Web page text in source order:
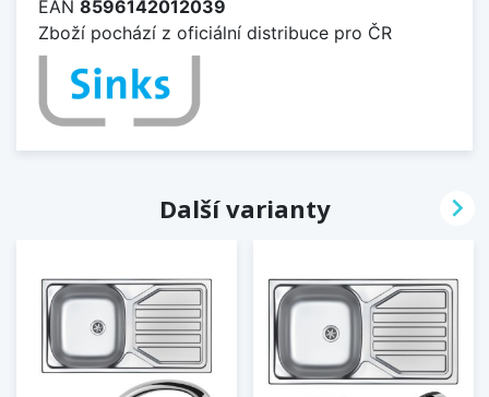
EAN 8596142012039
Zboží pochází z oficiální distribuce pro ČR
Další varianty 